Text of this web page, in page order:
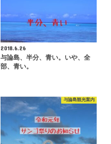
2018.6.26
与論島、半分、青い。いや、全
部、青い。
与論島観光案内